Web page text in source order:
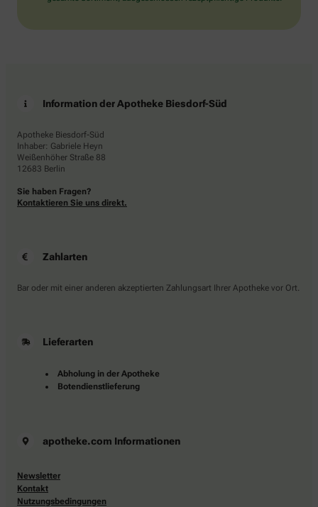
Information der Apotheke Biesdorf-Süd
Apotheke Biesdorf-Süd
Inhaber: Gabriele Heyn
Weißenhöher Straße 88
12683 Berlin
Sie haben Fragen?
Kontaktieren Sie uns direkt.
Zahlarten
Bar oder mit einer anderen akzeptierten Zahlungsart Ihrer Apotheke vor Ort.
Lieferarten
Abholung in der Apotheke
Botendienstlieferung
apotheke.com Informationen
Newsletter
Kontakt
Nutzungsbedingungen